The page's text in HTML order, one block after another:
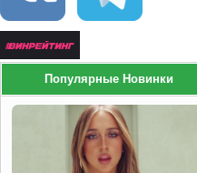
Популярные Новинки